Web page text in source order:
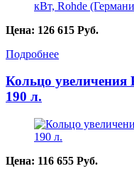
Цена: 126 615 Руб.
Подробнее
Кольцо увеличения
190 л.
Цена: 116 655 Руб.